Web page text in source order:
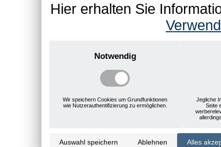
Hier erhalten Sie
Notwendig
Wir speichern Cookies um Grundfunktionen
wie Nutzerauthentifizierung zu ermöglichen.
Jegliche
Seite
Auswahl speichern Ablehnen Alles